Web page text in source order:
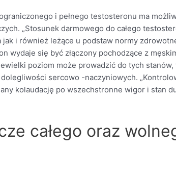
i pełnego testosteronu ma
„Stosunek darmowego do całego
i również leżące u podstaw normy
wydaje się być złączony pochodzące z
poziom może prowadzić do tych stanów,
sercowo -naczyniowych.
kolaudację po wszechstronne wigor i stan
całego oraz